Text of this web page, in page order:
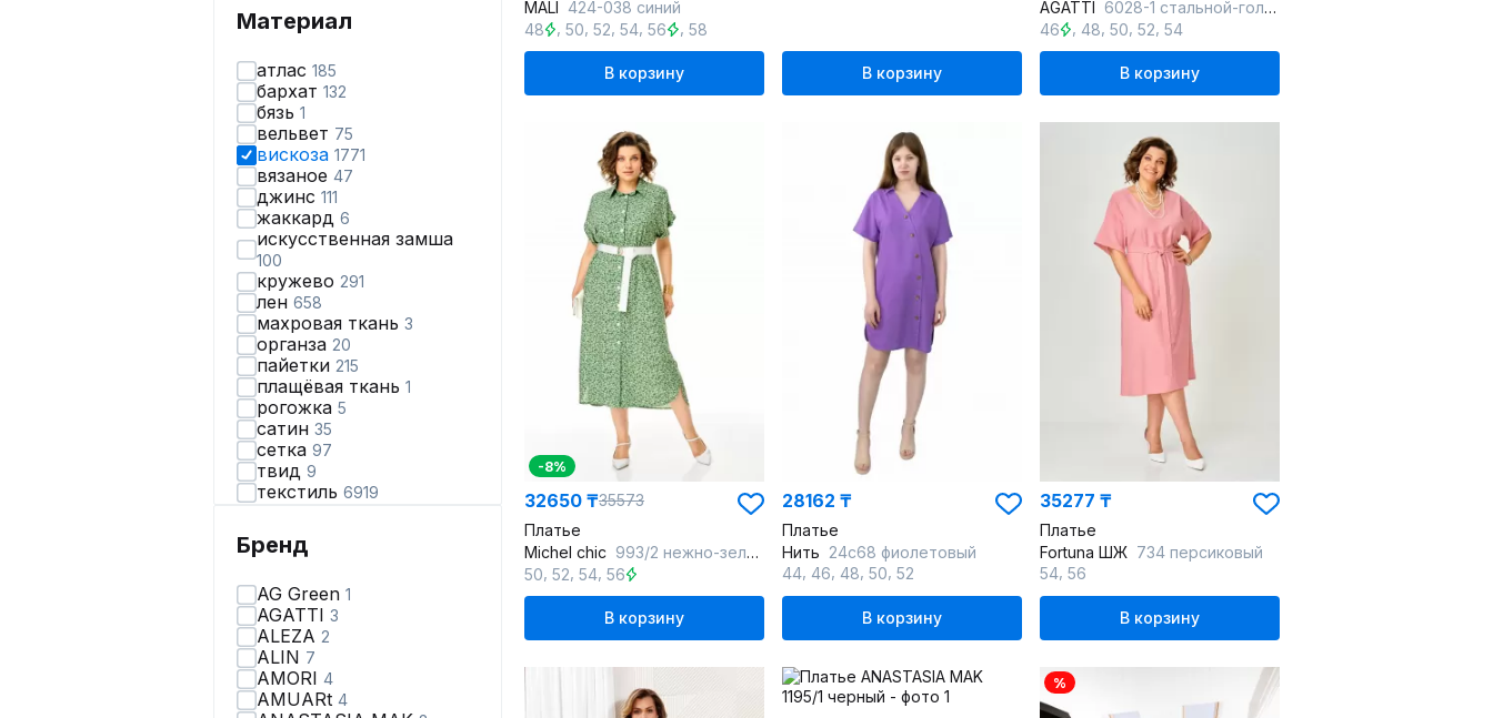
Материал
атлас 185
бархат 132
бязь 1
вельвет 75
вискоза 1771
вязаное 47
джинс 111
жаккард 6
искусственная замша
100
кружево 291
лен 658
махровая ткань 3
органза 20
пайетки 215
плащёвая ткань 1
рогожка 5
сатин 35
сетка 97
твид 9
текстиль 6919
фатин
шелк16
шерсть 46
шифон732
экокожа
Бренд
AG Green 1
AGATTI 3
ALEZA 2
ALIN 7
AMORI 4
AMUARt 4
MALI 424-038 синий
48
,50 ,52 ,54 ,56 58
В корзину В корзину
AGATTI 6028-1 стальной-голубой_принт
46
48 ,50 ,52 ,54
В корзину
-8%
32650 ₸35573
Платье
Michel chic 993/2 нежно-зеленый
50 52 54 56
В корзину
28162 ₸
Платье
Нить 24с68 фиолетовый
44 46 48 50 52
В корзину
35277 ₸
Платье
Fortuna ШЖ 734 персиковый
54 56
В корзину
%